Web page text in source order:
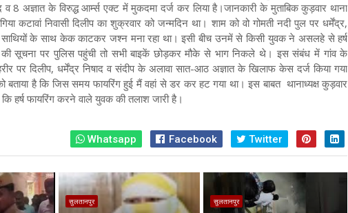
8 अज्ञात के विरुद्ध आर्म्स एक्ट में मुकदमा दर्ज कर लिया है।जानकारी के मुताबिक कुड़वार थाना
कटावां निवासी दिलीप का शुक्रवार को जन्मदिन था। शाम को वो गोमती नदी पुल पर धर्मेंद्र,
के साथ केक काटकर जश्न मना रहा था। इसी बीच उनमें से किसी युवक ने असलहे से हर्ष
की सूचना पर पुलिस पहुंची तो सभी बाइकें छोड़कर मौके से भाग निकले थे। इस संबंध में गांव के
पर दिलीप, धर्मेंद्र निषाद व संदीप के अलावा सात-आठ अज्ञात के खिलाफ केस दर्ज किया गया
बताया है कि जिस समय फायरिंग हुई मैं वहां से डर कर हट गया था। इस बाबत थानाध्यक्ष कुड़वार
कि हर्ष फायरिंग करने वाले युवक की तलाश जारी है।
Whatsapp Facebook Twitter
सुलतानपुर सुलतानपुर